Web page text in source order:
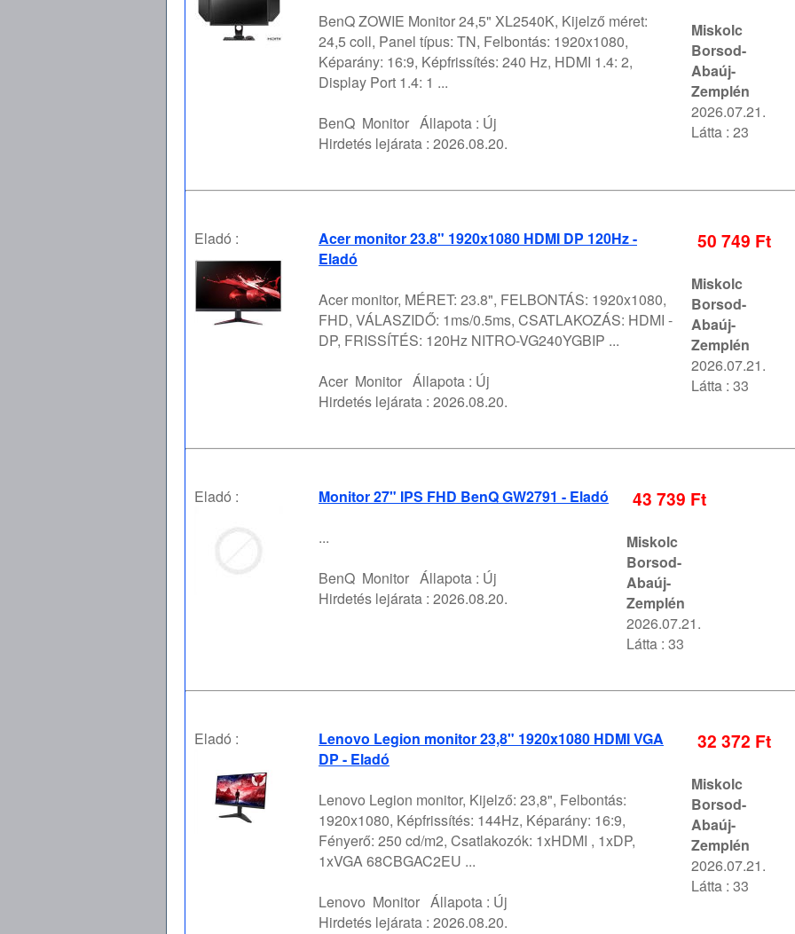
BenQ ZOWIE Monitor 24,5" XL2540K, Kijelző méret:
24,5 coll, Panel típus: TN, Felbontás: 1920x1080,
Képarány: 16:9, Képfrissítés: 240 Hz, HDMI 1.4: 2,
Display Port 1.4: 1 ...
BenQ Monitor Állapota : Új
Hirdetés lejárata : 2026.08.20.
Miskolc
Borsod-
Abaúj-
Zemplén
2026.07.21.
Látta : 23
Eladó :
Acer monitor 23.8" 1920x1080 HDMI DP 120Hz -
Eladó
Acer monitor, MÉRET: 23.8", FELBONTÁS: 1920x1080,
FHD, VÁLASZIDŐ: 1ms/0.5ms, CSATLAKOZÁS: HDMI -
DP, FRISSÍTÉS: 120Hz NITRO-VG240YGBIP ...
Acer Monitor Állapota : Új
Hirdetés lejárata : 2026.08.20.
50 749 Ft
Miskolc
Borsod-
Abaúj-
Zemplén
2026.07.21.
Látta : 33
Eladó :
Monitor 27" IPS FHD BenQ GW2791 - Eladó
...
BenQ Monitor Állapota : Új
Hirdetés lejárata : 2026.08.20.
43 739 Ft
Miskolc
Borsod-
Abaúj-
Zemplén
2026.07.21.
Látta : 33
Eladó :
Lenovo Legion monitor 23,8" 1920x1080 HDMI VGA
DP - Eladó
Lenovo Legion monitor, Kijelző: 23,8", Felbontás:
1920x1080, Képfrissítés: 144Hz, Képarány: 16:9,
Fényerő: 250 cd/m2, Csatlakozók: 1xHDMI , 1xDP,
1xVGA 68CBGAC2EU ...
Lenovo Monitor Állapota : Új
Hirdetés lejárata : 2026.08.20.
32 372 Ft
Miskolc
Borsod-
Abaúj-
Zemplén
2026.07.21.
Látta : 33